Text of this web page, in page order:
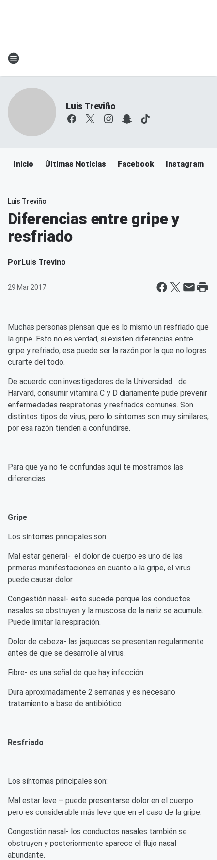
Luis Treviño
Inicio Últimas Noticias Facebook Instagram
Luis Treviño
Diferencias entre gripe y
resfriado
PorLuis Trevino
29 Mar 2017
Muchas personas piensan que es lo mismo un resfriado que
la gripe. Esto no es verdad, si existen diferencias entre
gripe y refriado, esa puede ser la razón por la que no logras
curarte del todo.
De acuerdo con investigadores de la Universidad de
Harvard, consumir vitamina C y D diariamente pude prevenir
enfermedades respiratorias y resfriados comunes. Son
distintos tipos de virus, pero lo síntomas son muy similares,
por esa razón tienden a confundirse.
Para que ya no te confundas aquí te mostramos las
diferencias:
Gripe
Los síntomas principales son:
Mal estar general- el dolor de cuerpo es uno de las
primeras manifestaciones en cuanto a la gripe, el virus
puede causar dolor.
Congestión nasal- esto sucede porque los conductos
nasales se obstruyen y la muscosa de la nariz se acumula.
Puede limitar la respiración.
Dolor de cabeza- las jaquecas se presentan regularmente
antes de que se desarrolle al virus.
Fibre- es una señal de que hay infección.
Dura aproximadamente 2 semanas y es necesario
tratamiento a base de antibiótico
Resfriado
Los síntomas principales son:
Mal estar leve – puede presentarse dolor en el cuerpo
pero es considerable más leve que en el caso de la gripe.
Congestión nasal- los conductos nasales también se
obstruyen y posteriormente aparece el flujo nasal
abundante.